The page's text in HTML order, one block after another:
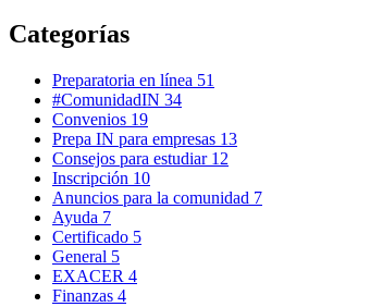
Categorías
Preparatoria en línea 51
#ComunidadIN 34
Convenios 19
Prepa IN para empresas 13
Consejos para estudiar 12
Inscripción 10
Anuncios para la comunidad 7
Ayuda 7
Certificado 5
General 5
EXACER 4
Finanzas 4